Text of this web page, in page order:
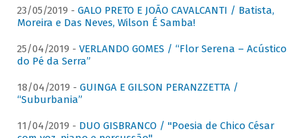
23/05/2019 - GALO PRETO E JOÃO CAVALCANTI / Batista,
Moreira e Das Neves, Wilson É Samba!
25/04/2019 - VERLANDO GOMES / “Flor Serena – Acústico
do Pé da Serra”
18/04/2019 - GUINGA E GILSON PERANZZETTA /
“Suburbania”
11/04/2019 - DUO GISBRANCO / "Poesia de Chico César